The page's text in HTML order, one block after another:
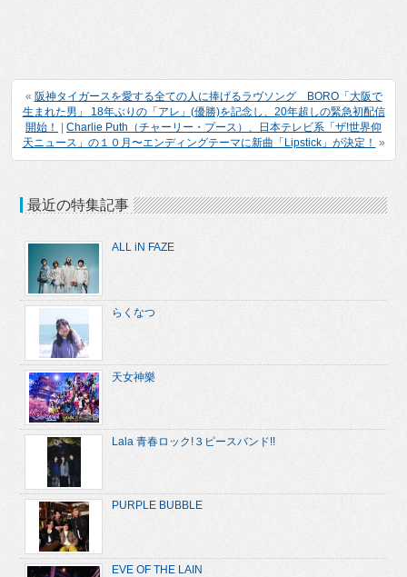
« 阪神タイガースを愛する全ての人に捧げるラヴソング BORO「大阪で
生まれた男」 18年ぶりの「アレ」(優勝)を記念し、20年超しの緊急初配信
開始！
Charlie Puth（チャーリー・プース）、日本テレビ系「ザ!世界仰
天ニュース」の１０月〜エンディングテーマに新曲「Lipstick」が決定！ »
最近の特集記事
ALL iN FAZE
らくなつ
天女神樂
Lala 青春ロック!３ピースバンド!!
PURPLE BUBBLE
EVE OF THE LAIN